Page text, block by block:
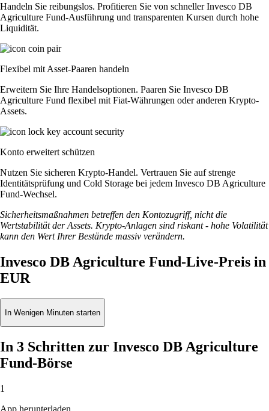
Handeln Sie reibungslos. Profitieren Sie von schneller Invesco DB
Agriculture Fund-Ausführung und transparenten Kursen durch hohe
Liquidität.
Flexibel mit Asset-Paaren handeln
Erweitern Sie Ihre Handelsoptionen. Paaren Sie Invesco DB
Agriculture Fund flexibel mit Fiat-Währungen oder anderen Krypto-
Assets.
Konto erweitert schützen
Nutzen Sie sicheren Krypto-Handel. Vertrauen Sie auf strenge
Identitätsprüfung und Cold Storage bei jedem Invesco DB Agriculture
Fund-Wechsel.
Sicherheitsmaßnahmen betreffen den Kontozugriff, nicht die
Wertstabilität der Assets. Krypto-Anlagen sind riskant - hohe Volatilität
kann den Wert Ihrer Bestände massiv verändern.
Invesco DB Agriculture Fund-Live-Preis in
EUR
In Wenigen Minuten starten
In 3 Schritten zur Invesco DB Agriculture
Fund-Börse
1
App herunterladen